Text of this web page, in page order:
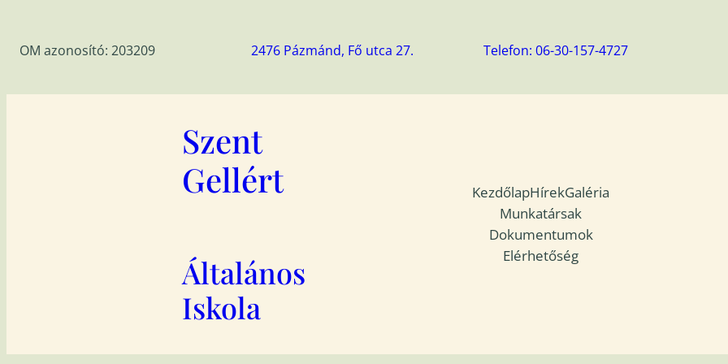
tartalomhoz
OM azonosító: 203209 2476 Pázmánd, Fő utca 27. Telefon: 06-30-157-4727
Szent
Gellért
Általános
Iskola
KezdőlapHírekGaléria
Munkatársak
Dokumentumok
Elérhetőség